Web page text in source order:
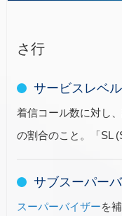
さ行
サービスレベル
着信コール数に対し
の割合のこと。「SL
サブスーパー
スーパーバイザーを